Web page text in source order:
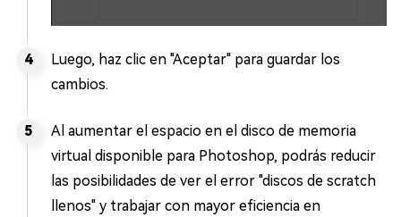
Luego, haz clic en "Aceptar" para guardar los
cambios.
Al aumentar el espacio en el disco de memoria
virtual disponible para Photoshop, podrás reducir
las posibilidades de ver el error "discos de scratch
llenos" y trabajar con mayor eficiencia en